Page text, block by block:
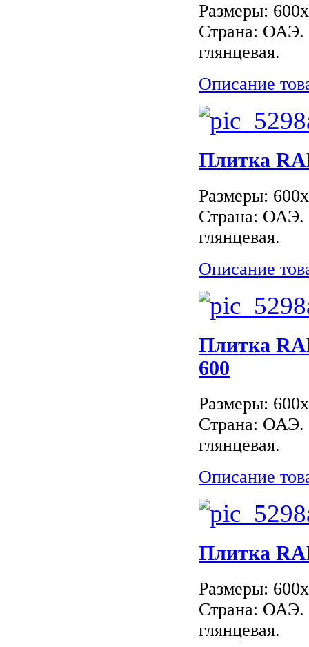
Размеры:
Страна: ОАЭ.
глянцевая.
Описание
Плитка
Размеры:
Страна: ОАЭ.
глянцевая.
Описание
Плитка
600
Размеры:
Страна: ОАЭ.
глянцевая.
Описание
Плитка
Размеры:
Страна: ОАЭ.
глянцевая.